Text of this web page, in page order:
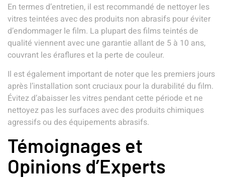
En termes d’entretien, il est recommandé de nettoyer les
vitres teintées avec des produits non abrasifs pour éviter
d’endommager le film. La plupart des films teintés de
qualité viennent avec une garantie allant de 5 à 10 ans,
couvrant les éraflures et la perte de couleur.
Il est également important de noter que les premiers jours
après l’installation sont cruciaux pour la durabilité du film.
Évitez d’abaisser les vitres pendant cette période et ne
nettoyez pas les surfaces avec des produits chimiques
agressifs ou des équipements abrasifs.
Témoignages et
Opinions d’Experts